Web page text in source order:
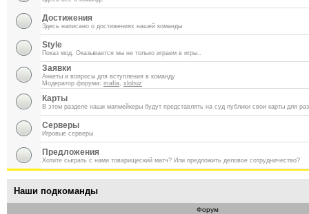
Достижения
Здесь написано о достижениях нашей команды
Style
Показ мод. Оказывается мы не только играем в игры..
Заявки
Анкеты и вопросы для вступления в команду
Модератор форума: mafia, xlobuz
Карты
В этом разделе наши мапмейкеры будут представлять на суд публики свои карты для
Серверы
Игровые серверы
Предложения
Хотите сыграть с нами товарищеский матч? Или предложить деловое сотрудничество?
Наши подкоманды
Форум